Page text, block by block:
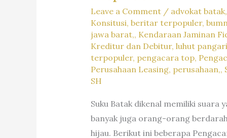
Leave a Comment / advokat batak
Konsitusi, beritar terpopuler,
jawa barat,, Kendaraan Jaminan
Kreditur dan Debitur, luhut
terpopuler, pengacara top,
Perusahaan Leasing, perusahaan,,
SH
Suku Batak dikenal memiliki suara
banyak juga orang-orang
hijau. Berikut ini beberapa